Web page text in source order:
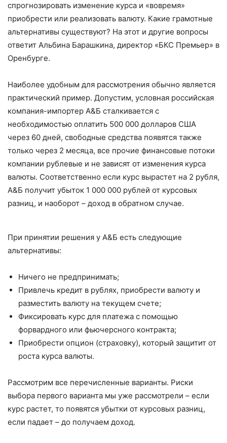
спрогнозировать изменение курса и «вовремя»
приобрести или реализовать валюту. Какие грамотные
альтернативы существуют? На этот и другие вопросы
ответит Альбина Барашкина, директор «БКС Премьер» в
Оренбурге.
Наиболее удобным для рассмотрения обычно является
практический пример. Допустим, условная российская
компания-импортер А&Б сталкивается с
необходимостью оплатить 500 000 долларов США
через 60 дней, свободные средства появятся также
только через 2 месяца, все прочие финансовые потоки
компании рублевые и не зависят от изменения курса
валюты. Соответственно если курс вырастет на 2 рубля,
А&Б получит убыток 1 000 000 рублей от курсовых
разниц, и наоборот – доход в обратном случае.
При принятии решения у А&Б есть следующие
альтернативы:
Ничего не предпринимать;
Привлечь кредит в рублях, приобрести валюту и
разместить валюту на текущем счете;
Фиксировать курс для платежа с помощью
форвардного или фьючерсного контракта;
Приобрести опцион (страховку), который защитит от
роста курса валюты.
Рассмотрим все перечисленные варианты. Риски
выбора первого варианта мы уже рассмотрели – если
курс растет, то появятся убытки от курсовых разниц,
если падает – до получаем доход.